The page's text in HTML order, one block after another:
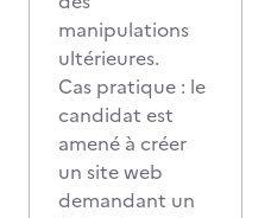
manipulations
ultérieures.
Cas pratique : le
candidat est
amené à créer
un site web
demandant un